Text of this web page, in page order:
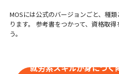
MOSには公式のバージョンごと、種
ります。 参考書をつかって、資格取得
う。
就労系スキルが身につく